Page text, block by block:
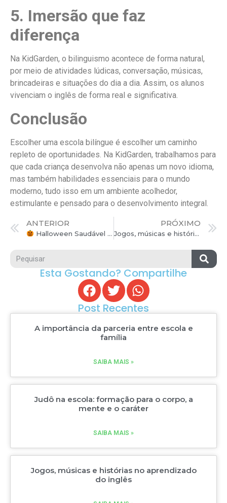
5. Imersão que faz
diferença
Na KidGarden, o bilinguismo acontece de forma natural,
por meio de atividades lúdicas, conversação, músicas,
brincadeiras e situações do dia a dia. Assim, os alunos
vivenciam o inglês de forma real e significativa.
Conclusão
Escolher uma escola bilíngue é escolher um caminho
repleto de oportunidades. Na KidGarden, trabalhamos para
que cada criança desenvolva não apenas um novo idioma,
mas também habilidades essenciais para o mundo
moderno, tudo isso em um ambiente acolhedor,
estimulante e pensado para o desenvolvimento integral.
ANTERIOR
Halloween Saudável Kid Garden: A Magia dos Doces com Consciência – Um Hábito para o Ano Todo!
PRÓXIMO
Jogos, músicas e histórias no aprendizado do inglês
Esta Gostando? Compartilhe
Post Recentes
A importância da parceria entre escola e
família
SAIBA MAIS »
Judô na escola: formação para o corpo, a
mente e o caráter
SAIBA MAIS »
Jogos, músicas e histórias no aprendizado
do inglês